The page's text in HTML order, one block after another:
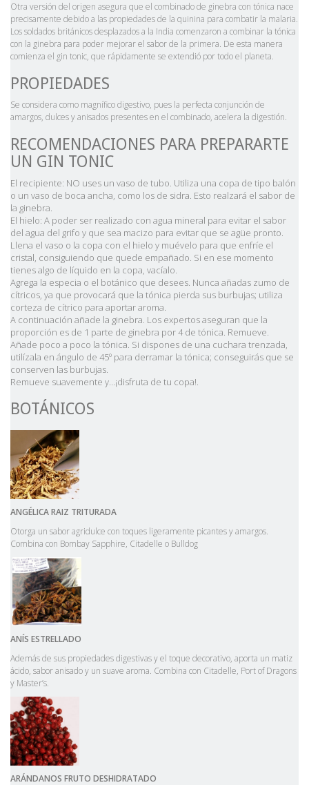
Otra versión del origen asegura que el combinado de ginebra con tónica nace
precisamente debido a las propiedades de la quinina para combatir la malaria.
Los soldados británicos desplazados a la India comenzaron a combinar la tónica
con la ginebra para poder mejorar el sabor de la primera. De esta manera
comienza el gin tonic, que rápidamente se extendió por todo el planeta.
PROPIEDADES
Se considera como magnífico digestivo, pues la perfecta conjunción de
amargos, dulces y anisados presentes en el combinado, acelera la digestión.
RECOMENDACIONES PARA PREPARARTE
UN GIN TONIC
El recipiente: NO uses un vaso de tubo. Utiliza una copa de tipo balón
o un vaso de boca ancha, como los de sidra. Esto realzará el sabor de
la ginebra.
El hielo: A poder ser realizado con agua mineral para evitar el sabor
del agua del grifo y que sea macizo para evitar que se agüe pronto.
Llena el vaso o la copa con el hielo y muévelo para que enfríe el
cristal, consiguiendo que quede empañado. Si en ese momento
tienes algo de líquido en la copa, vacíalo.
Agrega la especia o el botánico que desees. Nunca añadas zumo de
cítricos, ya que provocará que la tónica pierda sus burbujas; utiliza
corteza de cítrico para aportar aroma.
A continuación añade la ginebra. Los expertos aseguran que la
proporción es de 1 parte de ginebra por 4 de tónica. Remueve.
Añade poco a poco la tónica. Si dispones de una cuchara trenzada,
utilízala en ángulo de 45º para derramar la tónica; conseguirás que se
conserven las burbujas.
Remueve suavemente y…¡disfruta de tu copa!.
BOTÁNICOS
ANGÉLICA RAIZ TRITURADA
Otorga un sabor agridulce con toques ligeramente picantes y amargos.
Combina con Bombay Sapphire, Citadelle o Bulldog
ANÍS ESTRELLADO
Además de sus propiedades digestivas y el toque decorativo, aporta un matiz
ácido, sabor anisado y un suave aroma. Combina con Citadelle, Port of Dragons
y Master’s.
ARÁNDANOS FRUTO DESHIDRATADO